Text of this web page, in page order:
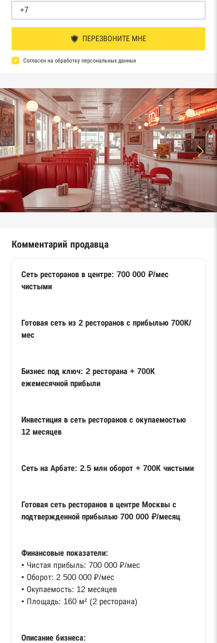
ПЕРЕЗВОНИТЕ МНЕ
Согласен на обработку персональных данных
Комментарий продавца
Сеть ресторанов в центре: 700 000 ₽/мес
чистыми
Готовая сеть из 2 ресторанов с прибылью 700К/
мес
Бизнес под ключ: 2 ресторана + 700К
ежемесячной прибыли
Инвестиция в сеть ресторанов с окупаемостью
12 месяцев
Сеть на Арбате: 2.5 млн оборот + 700К чистыми
Готовая сеть ресторанов в центре Москвы с
подтвержденной прибылью 700 000 ₽/месяц
Финансовые показатели:
• Чистая прибыль: 700 000 ₽/мес
• Оборот: 2 500 000 ₽/мес
• Окупаемость: 12 месяцев
• Площадь: 160 м² (2 ресторана)
Описание бизнеса: